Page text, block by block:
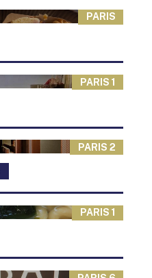
PARIS
PARIS 1
PARIS 2
PARIS 1